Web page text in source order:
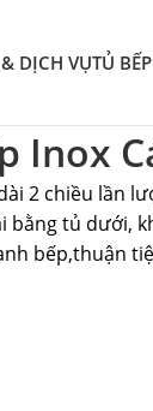
DỊCH VỤTỦ
Inox
2 chiều lần
bằng tủ dưới,
bếp,thuận